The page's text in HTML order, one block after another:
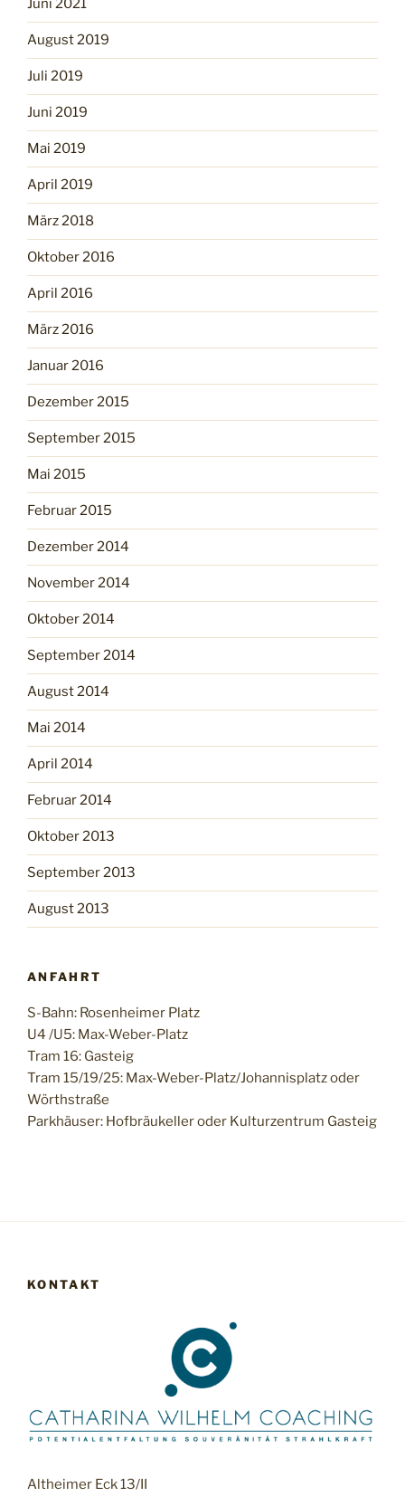
Juni 2021
August 2019
Juli 2019
Juni 2019
Mai 2019
April 2019
März 2018
Oktober 2016
April 2016
März 2016
Januar 2016
Dezember 2015
September 2015
Mai 2015
Februar 2015
Dezember 2014
November 2014
Oktober 2014
September 2014
August 2014
Mai 2014
April 2014
Februar 2014
Oktober 2013
September 2013
August 2013
ANFAHRT
S-Bahn: Rosenheimer Platz
U4 /U5: Max-Weber-Platz
Tram 16: Gasteig
Tram 15/19/25: Max-Weber-Platz/Johannisplatz oder
Wörthstraße
Parkhäuser: Hofbräukeller oder Kulturzentrum Gasteig
KONTAKT
Altheimer Eck 13/II